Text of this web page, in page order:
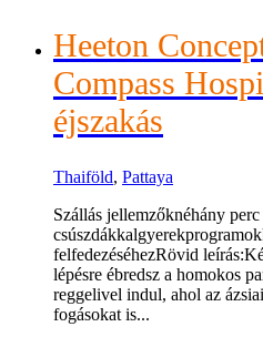
Heeton
Compass
éjszakás
Thaiföld, Pattaya
Szállás jellemzőknéhány
felfedezéséhezRövid
lépésre ébredsz a homokos
reggelivel indul, ahol az
fogásokat is...